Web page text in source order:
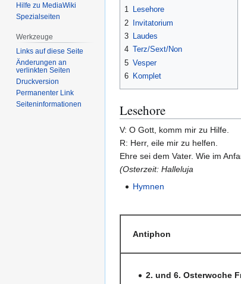
1 Lesehore
2
Invitatorium
3 Laudes
4 Terz/Sext/Non
5 Vesper
6 Komplet
Lesehore
V: O Gott, komm mir zu Hilfe.
R: Herr, eile mir zu helfen.
Ehre sei dem Vater. Wie im
(Osterzeit: Halleluja
Hymnen
Antiphon
2. und 6. Osterwoche
Hilfe zu MediaWiki
Spezialseiten
Werkzeuge
Links auf diese Seite
Änderungen an
verlinkten Seiten
Druckversion
Permanenter Link
Seiten­­informationen